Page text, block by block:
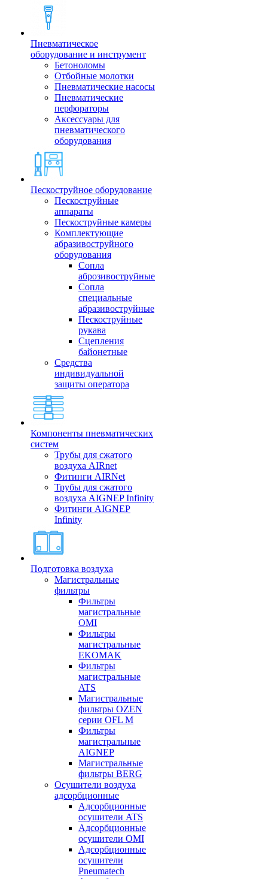
Пневматическое
оборудование и инструмент
Бетоноломы
Отбойные молотки
Пневматические насосы
Пневматические
перфораторы
Аксессуары для
пневматического
оборудования
Пескоструйное оборудование
Пескоструйные
аппараты
Пескоструйные камеры
Комплектующие
абразивоструйного
оборудования
Сопла
аброзивоструйные
Сопла
специальные
абразивоструйные
Пескоструйные
рукава
Сцепления
байонетные
Средства
индивидуальной
защиты оператора
Компоненты пневматических
систем
Трубы для сжатого
воздуха AIRnet
Фитинги AIRNet
Трубы для сжатого
воздуха AIGNEP Infinity
Фитинги AIGNEP
Infinity
Подготовка воздуха
Магистральные
фильтры
Фильтры
магистральные
OMI
Фильтры
магистральные
EKOMAK
Фильтры
магистральные
ATS
Магистральные
фильтры OZEN
серии OFL M
Фильтры
магистральные
AIGNEP
Магистральные
фильтры BERG
Осушители воздуха
адсорбционные
Адсорбционные
осушители ATS
Адсорбционные
осушители OMI
Адсорбционные
осушители
Pneumatech